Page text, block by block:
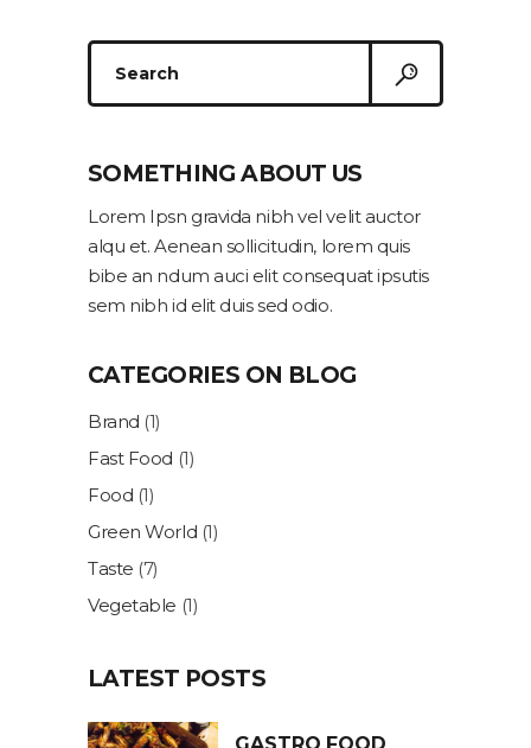
Search
SOMETHING ABOUT US
Lorem Ipsn gravida nibh vel velit auctor
alqu et. Aenean sollicitudin, lorem quis
bibe an ndum auci elit consequat ipsutis
sem nibh id elit duis sed odio.
CATEGORIES ON BLOG
Brand (1)
Fast Food (1)
Food (1)
Green World (1)
Taste (7)
Vegetable (1)
LATEST POSTS